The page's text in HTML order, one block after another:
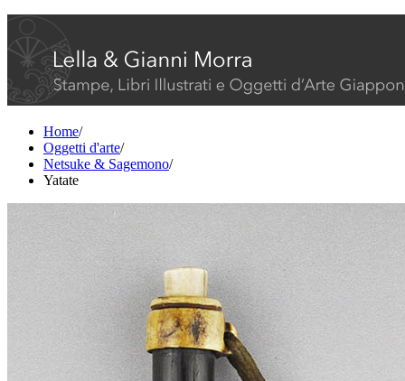
Home/
Oggetti d'arte/
Netsuke & Sagemono/
Yatate